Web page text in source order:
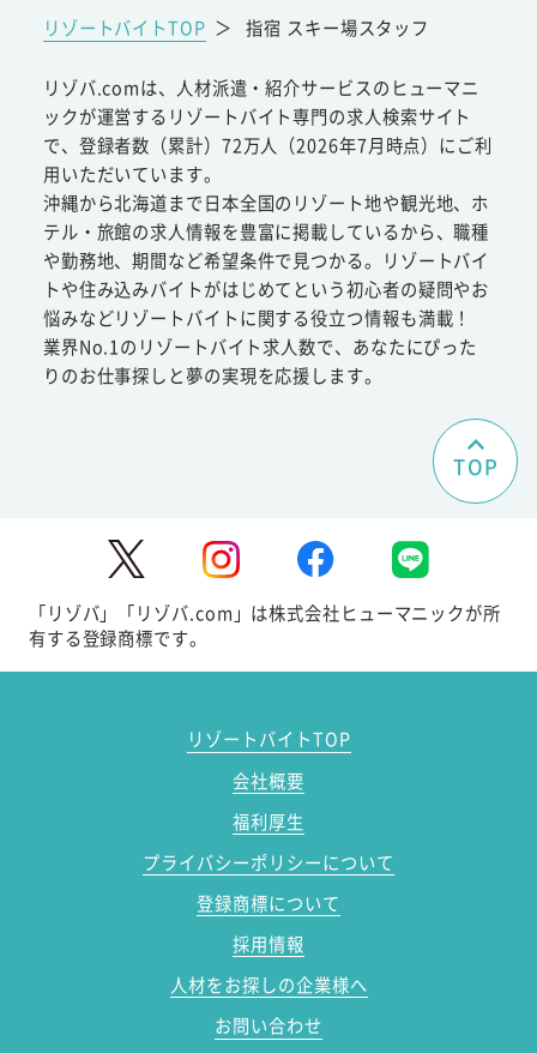
リゾートバイトTOP ＞ 指宿 スキー場スタッフ
リゾバ.comは、人材派遣・紹介サービスのヒューマニ
ックが運営するリゾートバイト専門の求人検索サイト
で、登録者数（累計）72万人（2026年7月時点）にご利
用いただいています。
沖縄から北海道まで日本全国のリゾート地や観光地、ホ
テル・旅館の求人情報を豊富に掲載しているから、職種
や勤務地、期間など希望条件で見つかる。リゾートバイ
トや住み込みバイトがはじめてという初心者の疑問やお
悩みなどリゾートバイトに関する役立つ情報も満載！
業界No.1のリゾートバイト求人数で、あなたにぴった
りのお仕事探しと夢の実現を応援します。
TOP
「リゾバ」「リゾバ.com」は株式会社ヒューマニックが所
有する登録商標です。
リゾートバイトTOP
会社概要
福利厚生
プライバシーポリシーについて
登録商標について
採用情報
人材をお探しの企業様へ
お問い合わせ